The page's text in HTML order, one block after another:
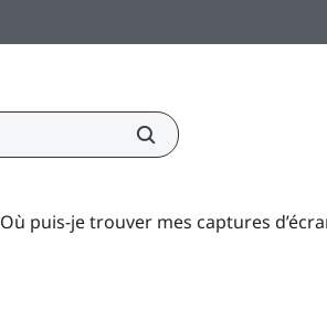
Où puis-je trouver mes captures